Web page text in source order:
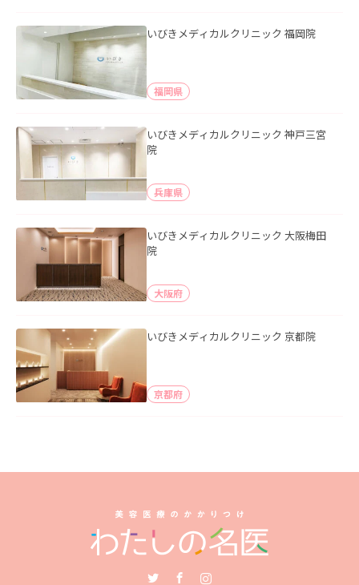
いびきメディカルクリニック 福岡院
福岡県
いびきメディカルクリニック 神戸三宮
院
兵庫県
いびきメディカルクリニック 大阪梅田
院
大阪府
いびきメディカルクリニック 京都院
京都府